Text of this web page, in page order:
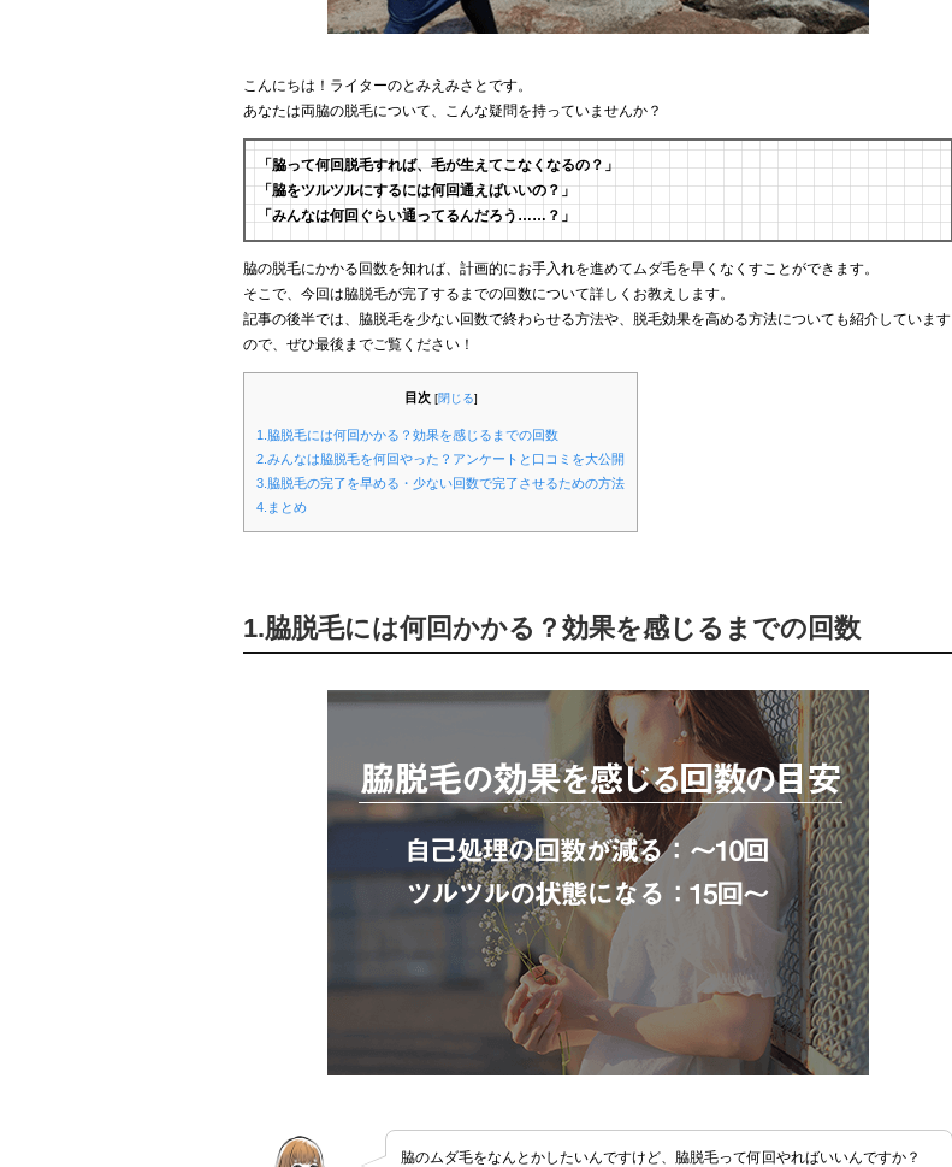
こんにちは！ライターのとみえみさとです。
あなたは両脇の脱毛について、こんな疑問を持っていませんか？
「脇って何回脱毛すれば、毛が生えてこなくなるの？」
「脇をツルツルにするには何回通えばいいの？」
「みんなは何回ぐらい通ってるんだろう……？」
脇の脱毛にかかる回数を知れば、計画的にお手入れを進めてムダ毛を早くなくすことができます。
そこで、今回は脇脱毛が完了するまでの回数について詳しくお教えします。
記事の後半では、脇脱毛を少ない回数で終わらせる方法や、脱毛効果を高める方法についても紹介しています
ので、ぜひ最後までご覧ください！
目次 [閉じる]
1.脇脱毛には何回かかる？効果を感じるまでの回数
2.みんなは脇脱毛を何回やった？アンケートと口コミを大公開
3.脇脱毛の完了を早める・少ない回数で完了させるための方法
4.まとめ
1.脇脱毛には何回かかる？効果を感じるまでの回数
脇のムダ毛をなんとかしたいんですけど、脇脱毛って何回やればいいんですか？